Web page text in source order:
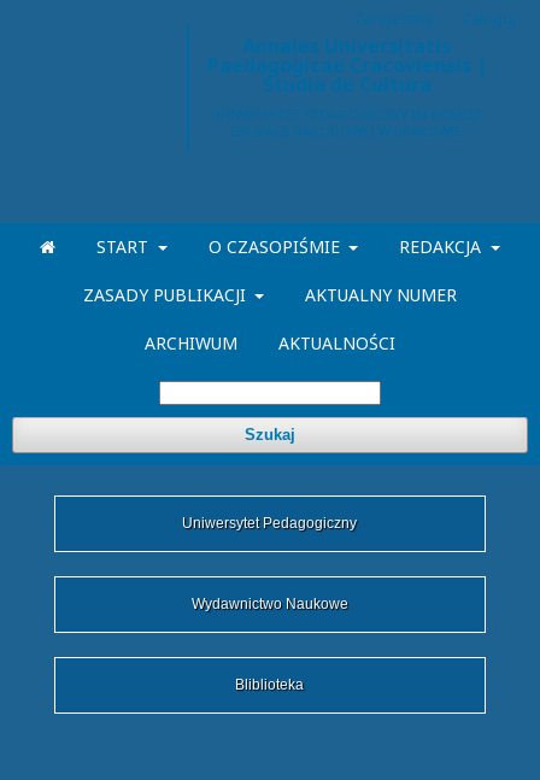
Annales Universitatis
Paedagogicae Cracoviensis |
Studia de Cultura
START O CZASOPIŚMIE REDAKCJA
ZASADY PUBLIKACJI AKTUALNY NUMER
ARCHIWUM AKTUALNOŚCI
Szukaj
Zarejestruj Zaloguj
Uniwersytet Pedagogiczny
Wydawnictwo Naukowe
Bliblioteka